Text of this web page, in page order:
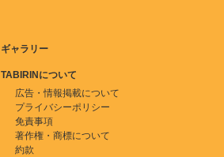
ギャラリー
TABIRINについて
広告・情報掲載について
プライバシーポリシー
免責事項
著作権・商標について
約款